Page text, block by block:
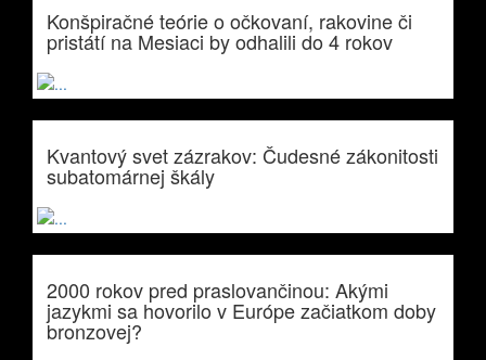
Konšpiračné teórie o očkovaní, rakovine či
pristátí na Mesiaci by odhalili do 4 rokov
Kvantový svet zázrakov: Čudesné zákonitosti
subatomárnej škály
2000 rokov pred praslovančinou: Akými
jazykmi sa hovorilo v Európe začiatkom doby
bronzovej?